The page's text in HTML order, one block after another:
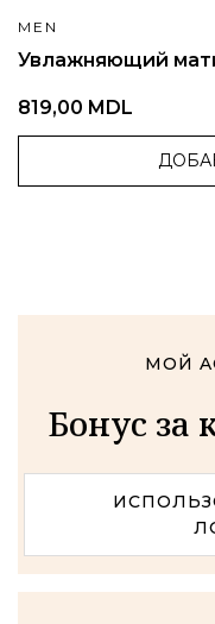
MEN
Увлажняющий
819,00 MDL
МОЙ
Бонус за